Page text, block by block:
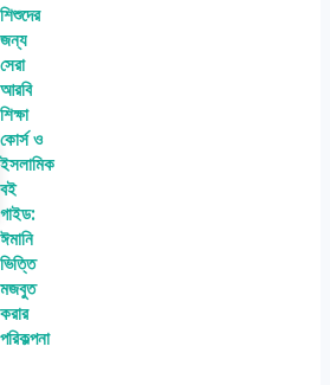
শিশুদের
জন্য
সেরা
আরবি
শিক্ষা
কোর্স ও
ইসলামিক
বই
গাইড:
ঈমানি
ভিত্তি
মজবুত
করার
পরিকল্পনা